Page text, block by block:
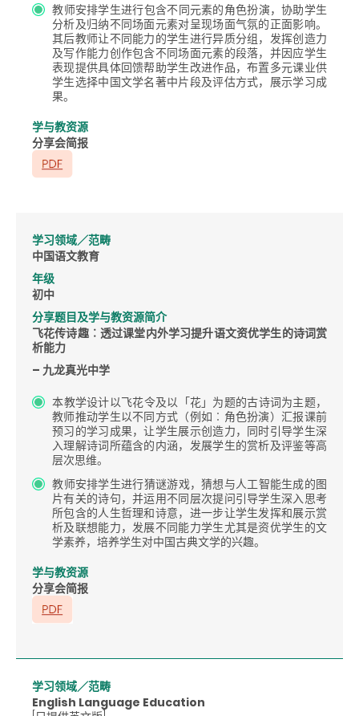
教师安排学生进行包含不同元素的角色扮演，协助学生
分析及归纳不同场面元素对呈现场面气氛的正面影响。
其后教师让不同能力的学生进行异质分组，发挥创造力
及写作能力创作包含不同场面元素的段落，并因应学生
表现提供具体回馈帮助学生改进作品，布置多元课业供
学生选择中国文学名著中片段及评估方式，展示学习成
果。
学与教资源
分享会简报
学习领域／范畴
中国语文教育
年级
初中
分享题目及学与教资源简介
飞花传诗趣︰透过课堂内外学习提升语文资优学生的诗词赏
析能力
– 九龙真光中学
本教学设计以飞花令及以「花」为题的古诗词为主题，
教师推动学生以不同方式（例如︰角色扮演）汇报课前
预习的学习成果，让学生展示创造力，同时引导学生深
入理解诗词所蕴含的内涵，发展学生的赏析及评鉴等高
层次思维。
教师安排学生进行猜谜游戏，猜想与人工智能生成的图
片有关的诗句，并运用不同层次提问引导学生深入思考
所包含的人生哲理和诗意，进一步让学生发挥和展示赏
析及联想能力，发展不同能力学生尤其是资优学生的文
学素养，培养学生对中国古典文学的兴趣。
学与教资源
分享会简报
学习领域／范畴
English Language Education